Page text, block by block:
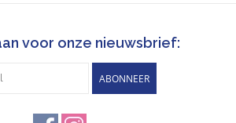
voor onze nieuwsbrief:
ABONNEER